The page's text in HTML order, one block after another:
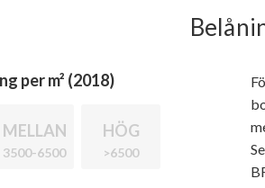
per m² (2018)
MELLAN
3500-6500
HÖG
>6500